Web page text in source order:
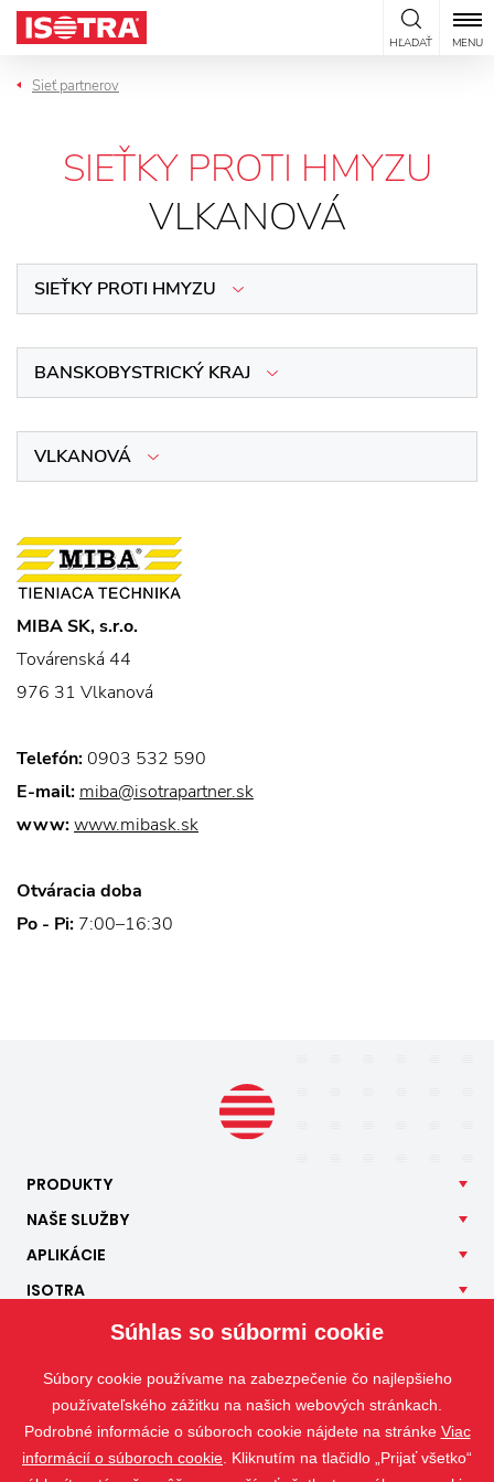
Preskočiť na obsah
HĽADAŤ MENU
Sieť partnerov
SIEŤKY PROTI HMYZU
VLKANOVÁ
SIEŤKY PROTI HMYZU
BANSKOBYSTRICKÝ KRAJ
VLKANOVÁ
MIBA SK, s.r.o.
Továrenská 44
976 31 Vlkanová
Telefón: 0903 532 590
E-mail: miba@isotrapartner.sk
www:www.mibask.sk
Otváracia doba
Po - Pi: 7:00–16:30
PRODUKTY
NAŠE SLUŽBY
APLIKÁCIE
ISOTRA
Súhlas so súbormi cookie
Súbory cookie používame na zabezpečenie čo najlepšieho
používateľského zážitku na našich webových stránkach.
Podrobné informácie o súboroch cookie nájdete na stránke Viac
informácií o súboroch cookie . Kliknutím na tlačidlo „Prijať všetko“